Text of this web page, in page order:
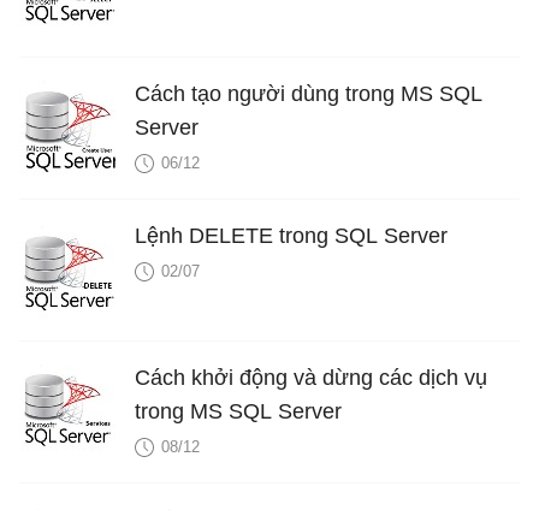
Cách tạo người dùng trong MS SQL
Server
06/12
Lệnh DELETE trong SQL Server
02/07
Cách khởi động và dừng các dịch vụ
trong MS SQL Server
08/12